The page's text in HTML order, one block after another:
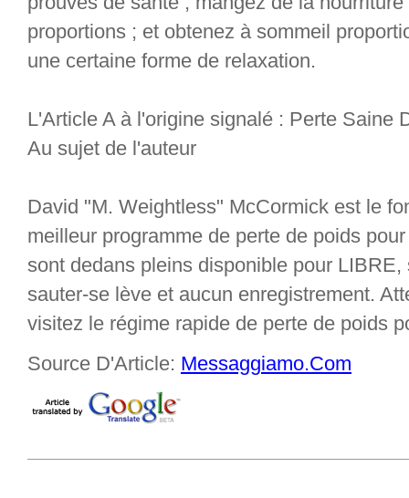
proportions ; et obtenez à sommeil
une certaine forme de relaxation.
L'Article A à l'origine signalé : Perte Saine
Au sujet de l'auteur
David "M. Weightless" McCormick est le
meilleur programme de perte de poids
sont dedans pleins disponible pour
sauter-se lève et aucun enregistrement.
visitez le régime rapide de perte de poids
Source D'Article: Messaggiamo.Com